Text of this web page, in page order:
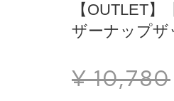
【OUTLET
ザーナップザ
¥ 10,780